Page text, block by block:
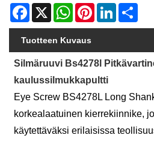
Facebook
X WhatsAppPinterestLinkedIn
Tuotteen Kuvaus
Silmäruuvi Bs4278l
kaulussilmukkapultti
Eye Screw BS4278L Long
korkealaatuinen kierrekiinnike,
käytettäväksi erilaisissa